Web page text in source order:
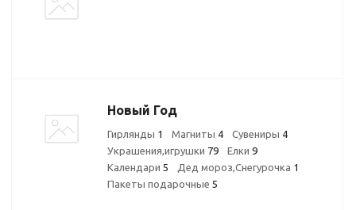
Новый Год
Гирлянды 1 Магниты 4 Сувениры 4
Украшения,игрушки 79 Елки 9
Календари 5 Дед мороз,Снегурочка 1
Пакеты подарочные 5